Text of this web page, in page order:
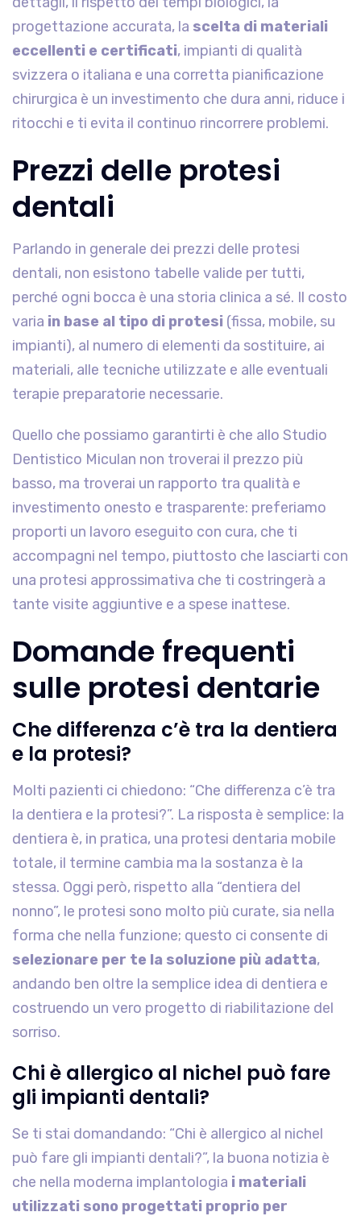
progettazione accurata, la scelta di materiali
eccellenti e certificati, impianti di qualità
svizzera o italiana e una corretta pianificazione
chirurgica è un investimento che dura anni, riduce i
ritocchi e ti evita il continuo rincorrere problemi.
Prezzi delle protesi
dentali
Parlando in generale dei prezzi delle protesi
dentali, non esistono tabelle valide per tutti,
perché ogni bocca è una storia clinica a sé. Il costo
varia in base al tipo di protesi (fissa, mobile, su
impianti), al numero di elementi da sostituire, ai
materiali, alle tecniche utilizzate e alle eventuali
terapie preparatorie necessarie.
Quello che possiamo garantirti è che allo Studio
Dentistico Miculan non troverai il prezzo più
basso, ma troverai un rapporto tra qualità e
investimento onesto e trasparente: preferiamo
proporti un lavoro eseguito con cura, che ti
accompagni nel tempo, piuttosto che lasciarti con
una protesi approssimativa che ti costringerà a
tante visite aggiuntive e a spese inattese.
Domande frequenti
sulle protesi dentarie
Che differenza c’è tra la dentiera
e la protesi?
Molti pazienti ci chiedono: “Che differenza c’è tra
la dentiera e la protesi?”. La risposta è semplice: la
dentiera è, in pratica, una protesi dentaria mobile
totale, il termine cambia ma la sostanza è la
stessa. Oggi però, rispetto alla “dentiera del
nonno”, le protesi sono molto più curate, sia nella
forma che nella funzione; questo ci consente di
selezionare per te la soluzione più adatta,
andando ben oltre la semplice idea di dentiera e
costruendo un vero progetto di riabilitazione del
sorriso.
Chi è allergico al nichel può fare
gli impianti dentali?
Se ti stai domandando: “Chi è allergico al nichel
può fare gli impianti dentali?”, la buona notizia è
che nella moderna implantologia i materiali
utilizzati sono progettati proprio per